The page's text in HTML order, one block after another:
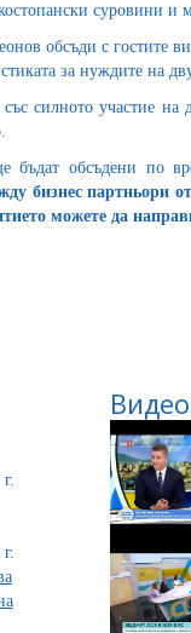
суровини и
обсъди с гостите
за нуждите на
силното участие
бъдат обсъдени по
бизнес партньори
можете да